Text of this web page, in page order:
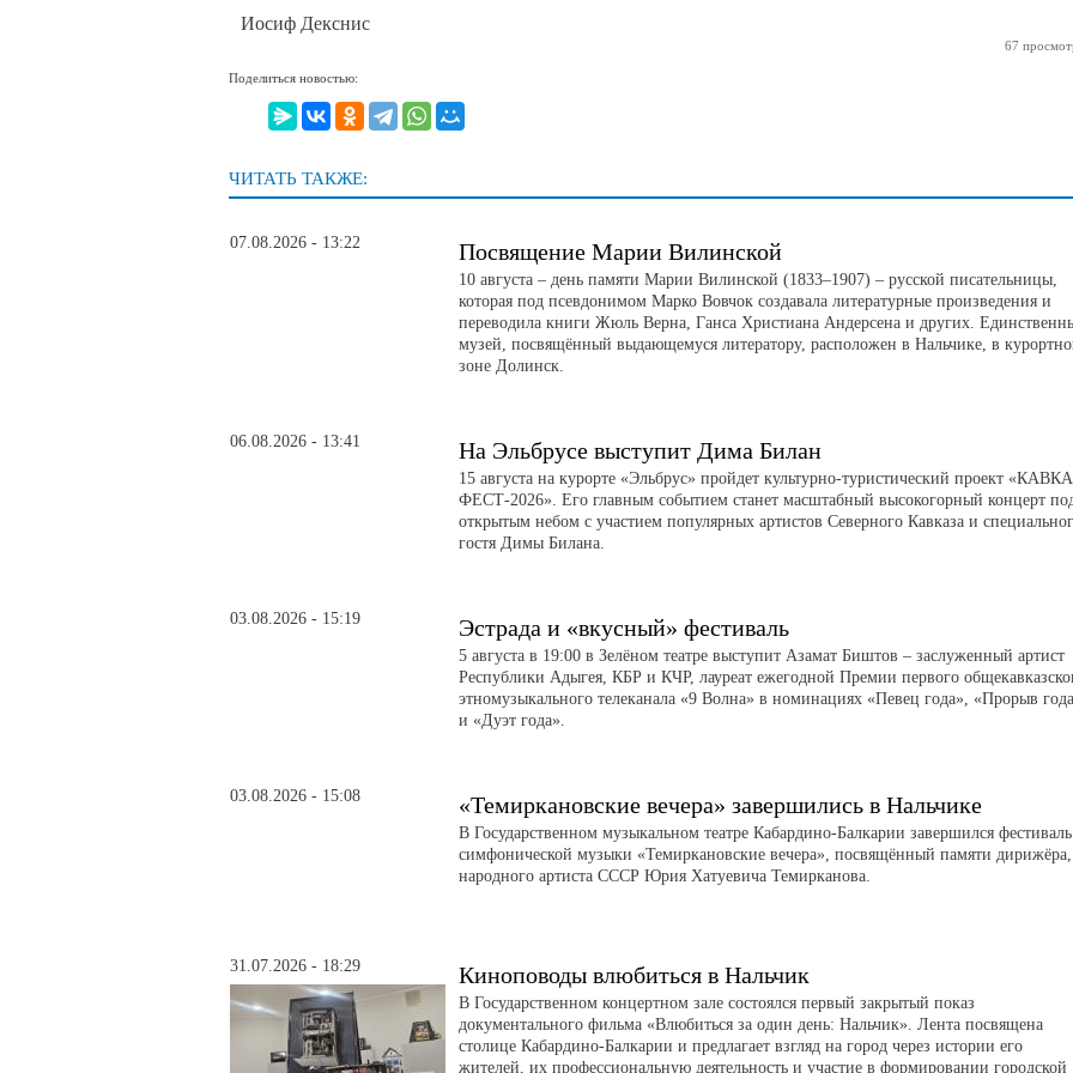
Иосиф Декснис
67
Поделиться новостью:
ЧИТАТЬ ТАКЖЕ:
07.08.2026 - 13:22 Посвящение Марии Вилинской
10 августа – день памяти Марии Вилинской (1833–1907) – русской писательницы,
которая под псевдонимом Марко Вовчок создавала литературные произведения и
переводила книги Жюль Верна, Ганса Христиана Андерсена и других.
музей, посвящённый выдающемуся литератору, расположен в Нальчике, в
зоне Долинск.
06.08.2026 - 13:41 На Эльбрусе выступит Дима Билан
15 августа на курорте «Эльбрус» пройдет культурно-туристический проект
ФЕСТ-2026». Его главным событием станет масштабный высокогорный концерт
открытым небом с участием популярных артистов Северного Кавказа и
гостя Димы Билана.
03.08.2026 - 15:19 Эстрада и «вкусный» фестиваль
5 августа в 19:00 в Зелёном театре выступит Азамат Биштов – заслуженный артист
Республики Адыгея, КБР и КЧР, лауреат ежегодной Премии первого
этномузыкального телеканала «9 Волна» в номинациях «Певец года», «Прорыв
и «Дуэт года».
03.08.2026 - 15:08 «Темиркановские вечера» завершились в Нальчике
В Государственном музыкальном театре Кабардино-Балкарии завершился фестиваль
симфонической музыки «Темиркановские вечера», посвящённый памяти дирижёра,
народного артиста СССР Юрия Хатуевича Темирканова.
31.07.2026 - 18:29 Киноповоды влюбиться в Нальчик
В Государственном концертном зале состоялся первый закрытый показ
документального фильма «Влюбиться за один день: Нальчик». Лента посвящена
столице Кабардино-Балкарии и предлагает взгляд на город через истории его
жителей, их профессиональную деятельность и участие в формировании городской